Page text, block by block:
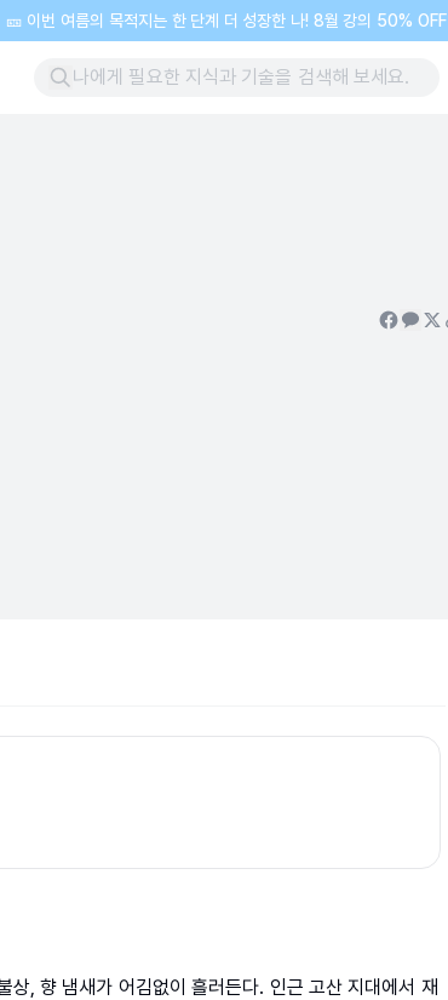
🎫 이번 여름의 목적지는 한 단계 더 성장한 나! 8월 강의 50% OFF
, 향 냄새가 어김없이 흘러든다. 인근 고산 지대에서 재